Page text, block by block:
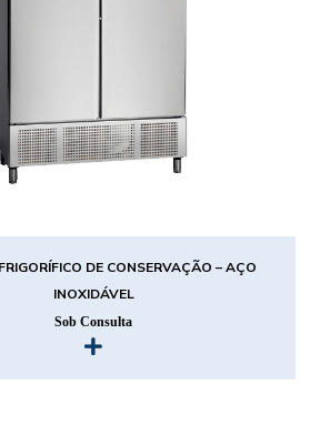
DE CONSERVAÇÃO – AÇO
INOXIDÁVEL
Sob Consulta